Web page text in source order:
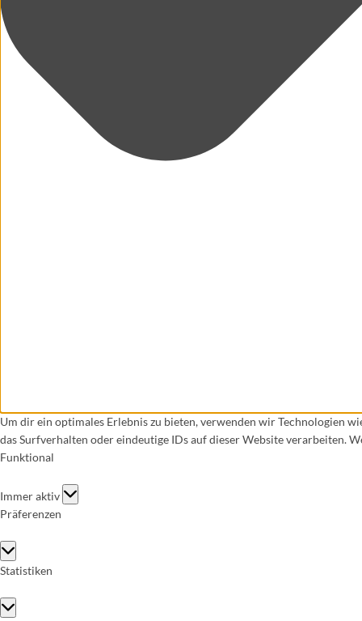
Um dir ein optimales Erlebnis zu bieten, verwenden wir Technologien
das Surfverhalten oder eindeutige IDs auf dieser Website verarbeiten.
Funktional
Funktional
Immer aktiv
Präferenzen
Präferenzen
Statistiken
Statistiken